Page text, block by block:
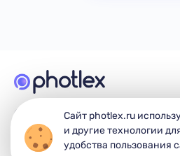
© 2026 Photlex. Все права
Сайт photlex.ru
и другие технологии
удобства пользования